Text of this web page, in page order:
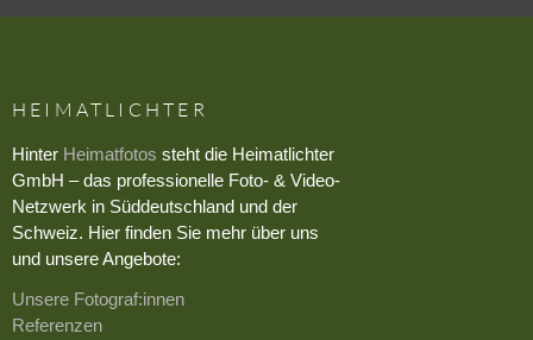
HEIMATLICHTER
Hinter Heimatfotos steht die Heimatlichter
GmbH – das professionelle Foto- & Video-
Netzwerk in Süddeutschland und der
Schweiz. Hier finden Sie mehr über uns
und unsere Angebote:
Unsere Fotograf:innen
Referenzen